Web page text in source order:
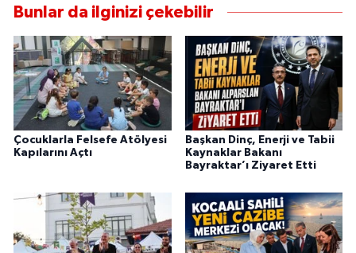
Bunlar da ilginizi çekebilir
Çocuklarla Felsefe Atölyesi
Kapılarını Açtı
Başkan Dinç, Enerji ve Tabii
Kaynaklar Bakanı
Bayraktar’ı Ziyaret Etti